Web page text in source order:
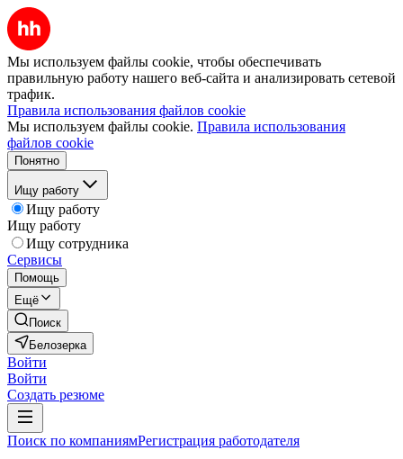
Мы используем файлы cookie, чтобы обеспечивать
правильную работу нашего веб-сайта и анализировать сетевой
трафик.
Правила использования файлов cookie
Мы используем файлы cookie. Правила использования
файлов cookie
Понятно
Ищу работу
Ищу работу
Ищу работу
Ищу сотрудника
Сервисы
Помощь
Ещё
Поиск
Белозерка
Войти
Войти
Создать резюме
Поиск по компаниямРегистрация работодателя